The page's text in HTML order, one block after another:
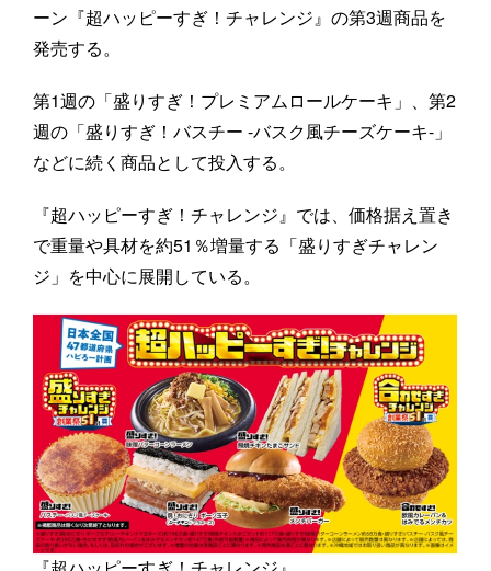
ーン『超ハッピーすぎ！チャレンジ』の第3週商品を
発売する。
第1週の「盛りすぎ！プレミアムロールケーキ」、第2
週の「盛りすぎ！バスチー -バスク風チーズケーキ-」
などに続く商品として投入する。
『超ハッピーすぎ！チャレンジ』では、価格据え置き
で重量や具材を約51％増量する「盛りすぎチャレン
ジ」を中心に展開している。